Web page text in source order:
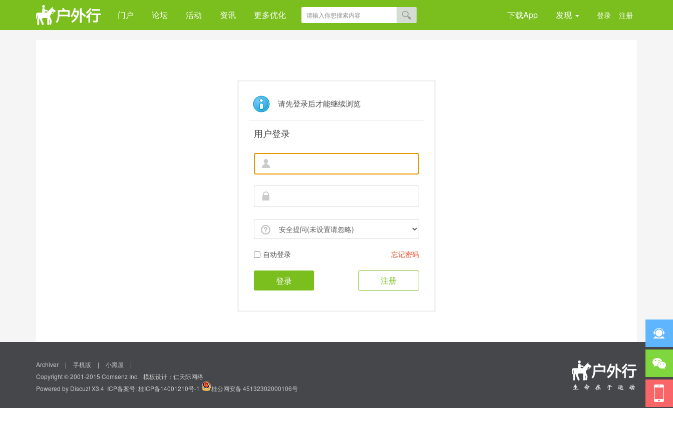
门户 论坛 活动 资讯 更多优化 下载App 发现 登录 注册
请先登录后才能继续浏览
用户登录
自动登录 忘记密码
登录 注册
Archiver | 手机版 | 小黑屋
|
Copyright © 2001-2015 Comsenz Inc. 模板设计： 仁天际网络
Powered by Discuz! X3.4 ICP备案号:桂ICP备14001210号-1 桂公网安备 45132302000106号